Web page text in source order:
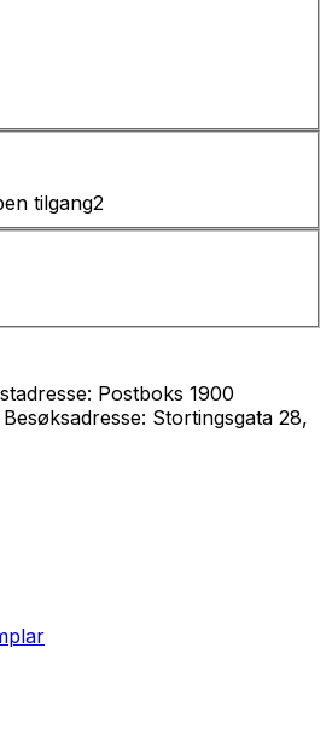
tilgang2
Postboks 1900
Stortingsgata 28,